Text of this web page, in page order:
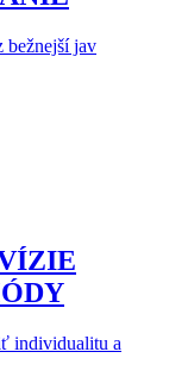
bežnejší jav
individualitu a